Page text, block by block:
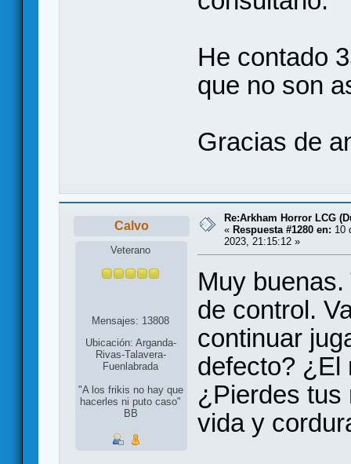
He contado
que no son
Gracias de
Calvo
Veterano
Mensajes: 13808
Ubicación: Arganda-
Rivas-Talavera-
Fuenlabrada
"A los frikis no hay que
hacerles ni puto caso"
BB
Re:Arkham Horror LCG
« Respuesta #1280 en: 10
2023, 21:15:12 »
Muy
de control.
continuar
defecto? ¿El
¿Pierdes tus
vida y